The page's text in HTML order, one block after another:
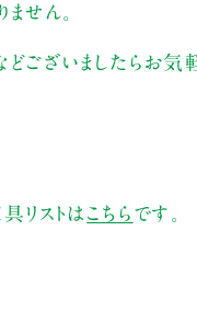
せん。
ございましたらお気
リストは こちら です。